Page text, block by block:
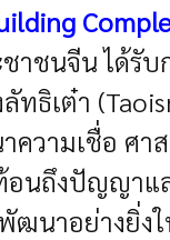
ชนจีน ได้รั
ธิเต๋า
วามเชื่อ ศ
นถึงปัญญาแ
นาอย่างยิ่ง